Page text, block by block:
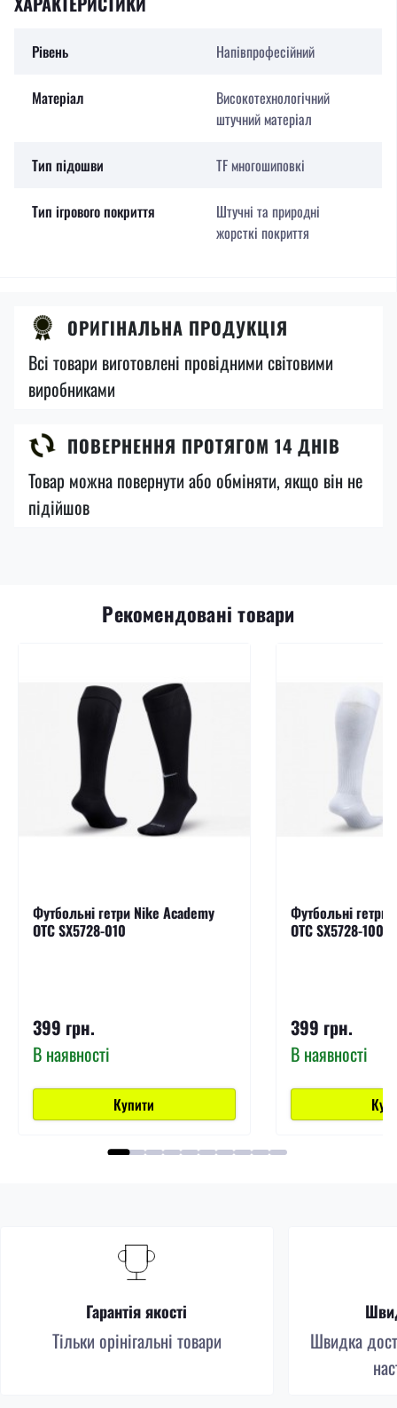
Рівень Напівпрофесійний
Матеріал
Високотехнологічний
штучний матеріал
Тип підошви TF многошиповкі
Тип ігрового покриття
Штучні та природні
жорсткі покриття
ОРИГІНАЛЬНА ПРОДУКЦІЯ
Всі товари виготовлені провідними світовими
виробниками
ПОВЕРНЕННЯ ПРОТЯГОМ 14 ДНІВ
Товар можна повернути або обміняти, якщо він не
підійшов
Рекомендовані товари
Футбольні гетри Nike Academy
OTC SX5728-010
399 грн.
В наявності
Купити
Футбольні гетри
OTC SX5728-100
399 грн.
В наявності
Гарантія якості
Тільки орінігальні товари
Швидка